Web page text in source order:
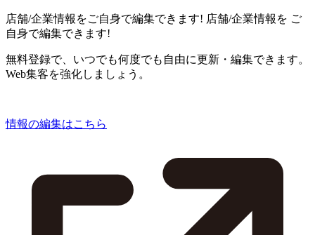
店舗/企業情報をご自身で編集できます! 店舗/企業情報を ご
自身で編集できます!
無料登録で、いつでも何度でも自由に更新・編集できます。
Web集客を強化しましょう。
情報の編集はこちら